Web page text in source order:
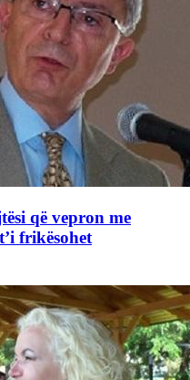
që vepron me
frikësohet